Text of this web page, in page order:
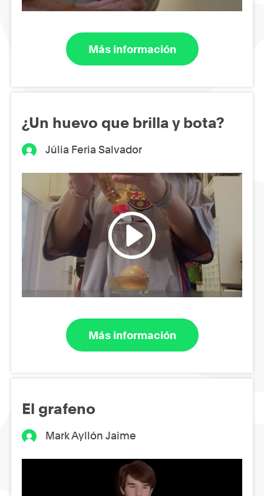
Más información
¿Un huevo que brilla y bota?
Júlia Feria Salvador
Más información
El grafeno
Mark Ayllón Jaime